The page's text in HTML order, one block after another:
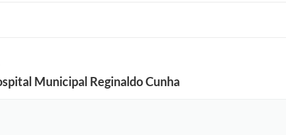
Municipal Reginaldo Cunha